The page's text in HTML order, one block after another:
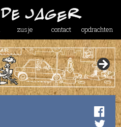
zusje contact opdrachten